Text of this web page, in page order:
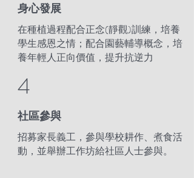
身心發展
在種植過程配合正念(靜觀)訓練，培養
學生感恩之情；配合園藝輔導概念，培
養年輕人正向價值，提升抗逆力
4
​社區參與
招募家長義工，參與學校耕作、煮食活
動，並舉辦工作坊給社區人士參與。